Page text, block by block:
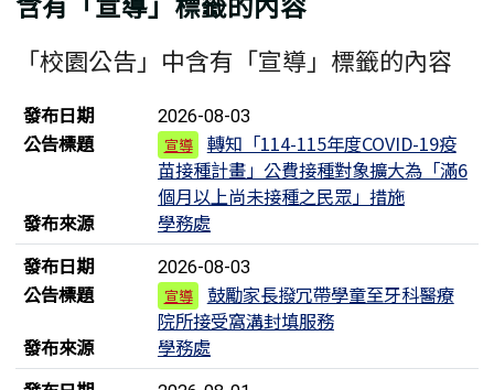
「校園公告」中含有「宣導」標籤的內容
新聞列表
發布日期 2026-08-03
公告標題 宣導
轉知「114-115年度COVID-19疫
苗接種計畫」公費接種對象擴大為「滿6
個月以上尚未接種之民眾」措施
發布來源
學務處
發布日期
2026-08-03
公告標題 宣導
鼓勵家長撥冗帶學童至牙科醫療
院所接受窩溝封填服務
發布來源
學務處